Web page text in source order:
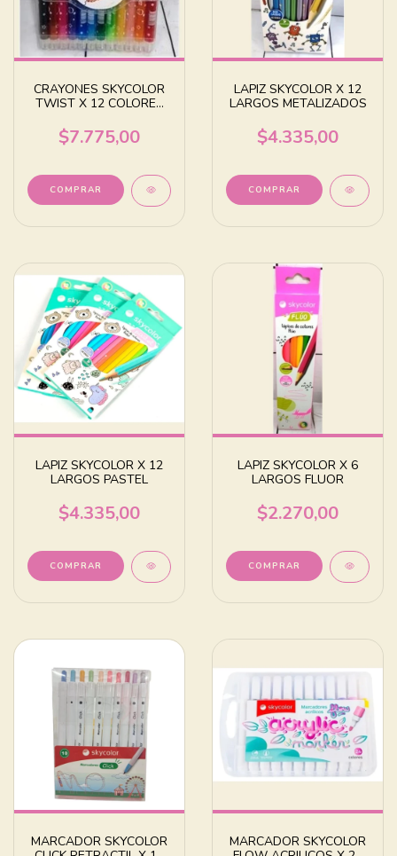
CRAYONES SKYCOLOR
TWIST X 12 COLORES
$7.775,00
LAPIZ SKYCOLOR X 12
LARGOS METALIZADOS
$4.335,00
LAPIZ SKYCOLOR X 12
LARGOS PASTEL
$4.335,00
LAPIZ SKYCOLOR X 6
LARGOS FLUOR
$2.270,00
MARCADOR SKYCOLOR
MARCADOR SKYCOLOR